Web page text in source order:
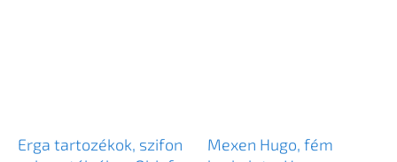
Erga tartozékok, szifon
Mexen Hugo, fém